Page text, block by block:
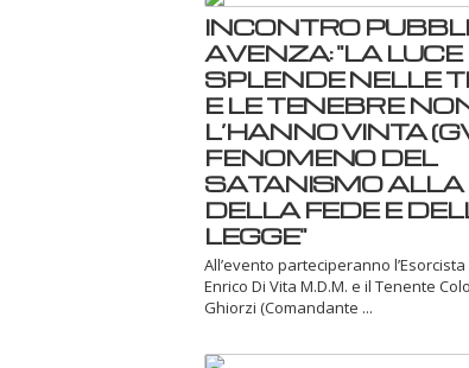
INCONTRO
AVENZA: "LA LUCE
SPLENDE NELLE
E LE TENEBRE
L’HANNO VINTA
FENOMENO DEL
SATANISMO ALLA
DELLA FEDE E
LEGGE"
All’evento parteciperanno
Enrico Di Vita M.D.M. e il Tenente
Ghiorzi (Comandante ...